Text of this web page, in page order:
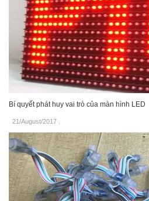
Bí quyết phát huy vai trò của màn hình LED
21/August/2017